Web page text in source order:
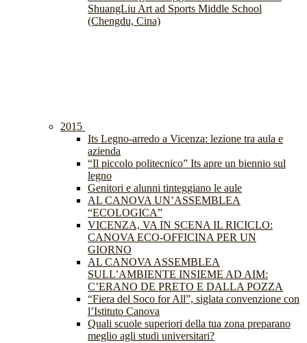
ShuangLiu Art ad Sports Middle School
(Chengdu, Cina)
2015
Its Legno-arredo a Vicenza: lezione tra aula e
azienda
“Il piccolo politecnico” Its apre un biennio sul
legno
Genitori e alunni tinteggiano le aule
AL CANOVA UN’ASSEMBLEA
“ECOLOGICA”
VICENZA, VA IN SCENA IL RICICLO:
CANOVA ECO-OFFICINA PER UN
GIORNO
AL CANOVA ASSEMBLEA
SULL’AMBIENTE INSIEME AD AIM:
C’ERANO DE PRETO E DALLA POZZA
“Fiera del Soco for All”, siglata convenzione con
l’Istituto Canova
Quali scuole superiori della tua zona preparano
meglio agli studi universitari?